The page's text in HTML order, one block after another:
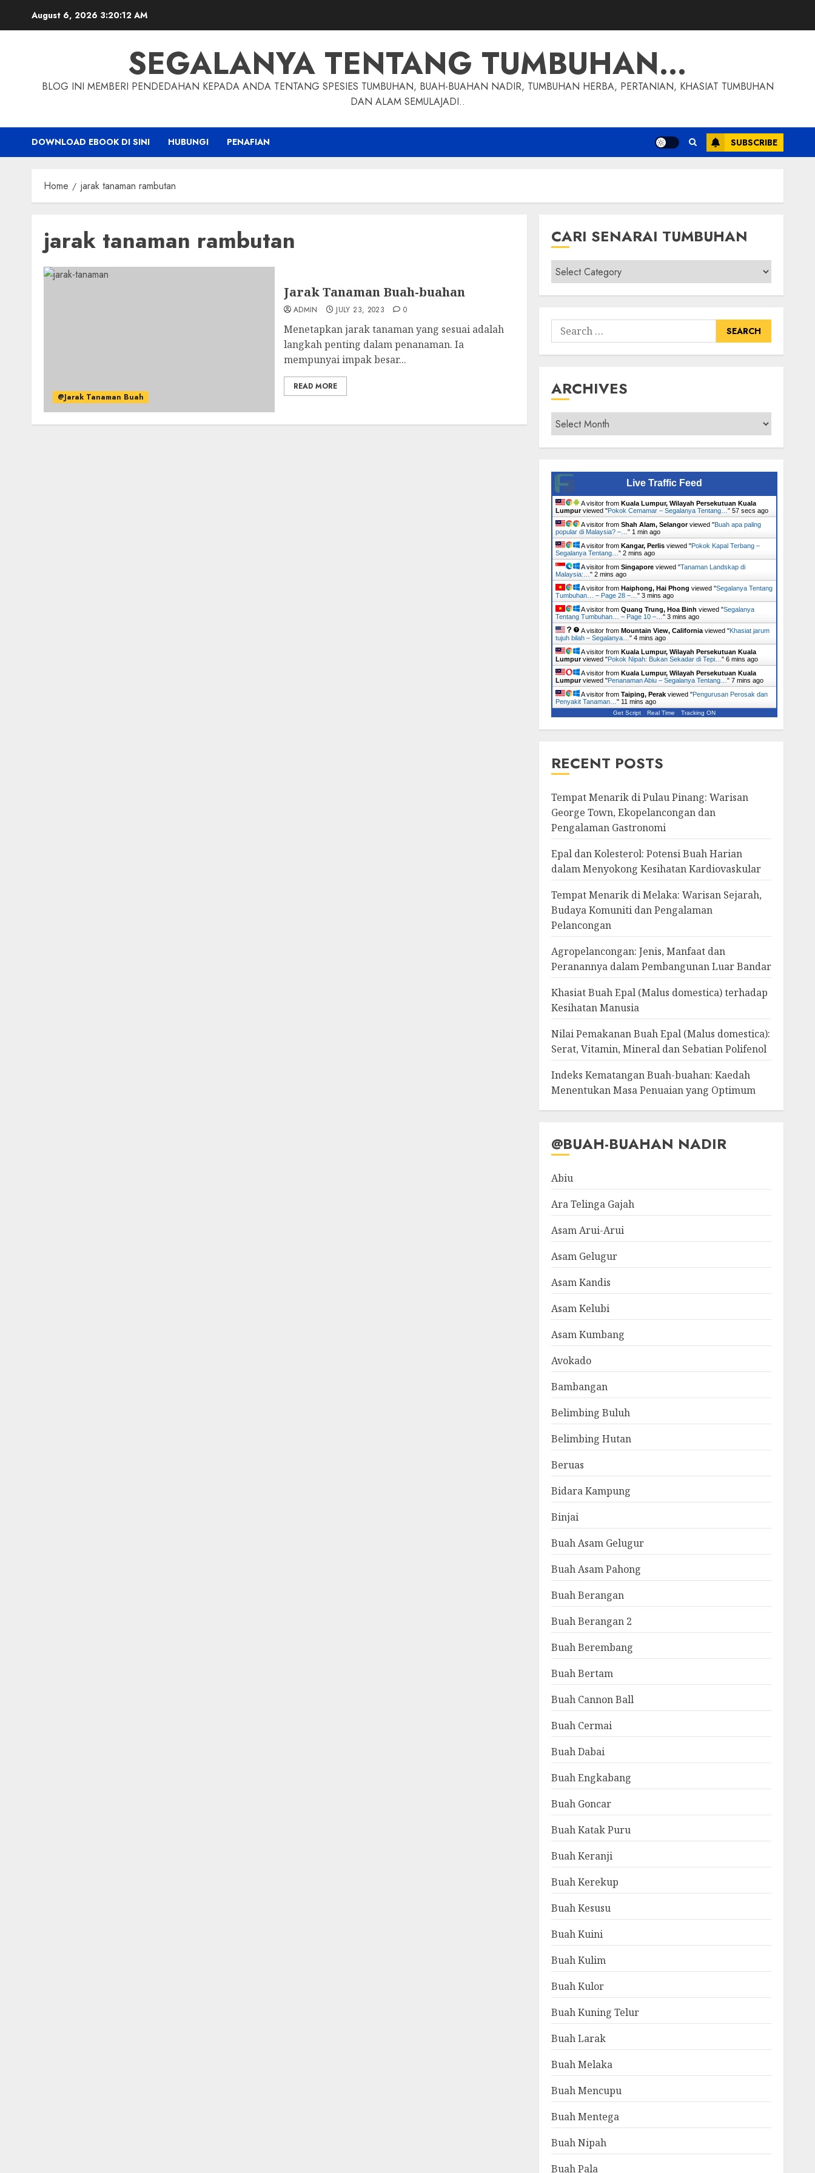
August 6, 2026 3:20:13 AM
SEGALANYA TENTANG TUMBUHAN…
BLOG INI MEMBERI PENDEDAHAN KEPADA ANDA TENTANG SPESIES TUMBUHAN, BUAH-BUAHAN NADIR, TUMBUHAN HERBA, PERTANIAN, KHASIAT TUMBUHAN
DAN ALAM SEMULAJADI..
DOWNLOAD EBOOK DI SINI HUBUNGI PENAFIAN SUBSCRIBE
Home jarak tanaman rambutan
jarak tanaman rambutan
@Jarak Tanaman Buah
Jarak Tanaman Buah-buahan
ADMIN JULY 23, 2023 0
Menetapkan jarak tanaman yang sesuai adalah
langkah penting dalam penanaman. Ia
mempunyai impak besar...
READ MORE
CARI SENARAI TUMBUHAN
Cari
Senarai
Tumbuhan
Search
for:
ARCHIVES
Archives
Live Traffic Feed
A visitor from Kuala Lumpur, Wilayah Persekutuan Kuala
Lumpurviewed "Pokok Cemamar – Segalanya Tentang… " 58 secs ago
A visitor from Shah Alam, Selangorviewed "Buah apa paling
popular di Malaysia? –… " 1 min ago
A visitor from Kangar, Perlisviewed "Pokok Kapal Terbang –
Segalanya Tentang… " 2 mins ago
A visitor from Singaporeviewed "Tanaman Landskap di
Malaysia:… " 2 mins ago
A visitor from Haiphong, Hai Phong viewed "Segalanya Tentang
Tumbuhan… – Page 28 –… " 3 mins ago
A visitor from Quang Trung, Hoa Binh viewed "Segalanya
Tentang Tumbuhan… – Page 10 –… " 3 mins ago
A visitor from Mountain View, Californiaviewed "Khasiat jarum
tujuh bilah – Segalanya… " 4 mins ago
A visitor from Kuala Lumpur, Wilayah Persekutuan Kuala
Lumpurviewed "Pokok Nipah: Bukan Sekadar di Tepi… " 6 mins ago
A visitor from Kuala Lumpur, Wilayah Persekutuan Kuala
Lumpurviewed "Penanaman Abiu – Segalanya Tentang… " 7 mins ago
A visitor from Taiping, Perakviewed "Pengurusan Perosak dan
Penyakit Tanaman… " 11 mins ago
Get Script Real Time Tracking ON
RECENT POSTS
Tempat Menarik di Pulau Pinang: Warisan
George Town, Ekopelancongan dan
Pengalaman Gastronomi
Epal dan Kolesterol: Potensi Buah Harian
dalam Menyokong Kesihatan Kardiovaskular
Tempat Menarik di Melaka: Warisan Sejarah,
Budaya Komuniti dan Pengalaman
Pelancongan
Agropelancongan: Jenis, Manfaat dan
Peranannya dalam Pembangunan Luar Bandar
Khasiat Buah Epal (Malus domestica) terhadap
Kesihatan Manusia
Nilai Pemakanan Buah Epal (Malus domestica):
Serat, Vitamin, Mineral dan Sebatian Polifenol
Indeks Kematangan Buah-buahan: Kaedah
Menentukan Masa Penuaian yang Optimum
@BUAH-BUAHAN NADIR
Abiu
Ara Telinga Gajah
Asam Arui-Arui
Asam Gelugur
Asam Kandis
Asam Kelubi
Asam Kumbang
Avokado
Bambangan
Belimbing Buluh
Belimbing Hutan
Beruas
Bidara Kampung
Binjai
Buah Asam Gelugur
Buah Asam Pahong
Buah Berangan
Buah Berangan 2
Buah Berembang
Buah Bertam
Buah Cannon Ball
Buah Cermai
Buah Dabai
Buah Engkabang
Buah Goncar
Buah Katak Puru
Buah Keranji
Buah Kerekup
Buah Kesusu
Buah Kuini
Buah Kulim
Buah Kulor
Buah Kuning Telur
Buah Larak
Buah Melaka
Buah Mencupu
Buah Mentega
Buah Nipah
Buah Pala